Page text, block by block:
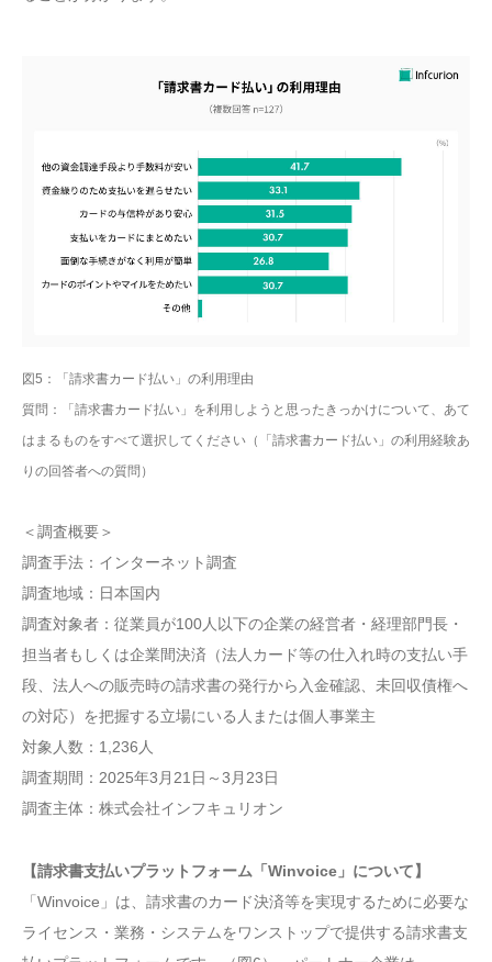
図5：「請求書カード払い」の利用理由
質問：「請求書カード払い」を利用しようと思ったきっかけについて、あて
はまるものをすべて選択してください（「請求書カード払い」の利用経験あ
りの回答者への質問）
＜調査概要＞
調査手法：インターネット調査
調査地域：日本国内
調査対象者：従業員が100人以下の企業の経営者・経理部⾨⻑・
担当者もしくは企業間決済（法⼈カード等の仕入れ時の支払い手
段、法⼈への販売時の請求書の発行から入金確認、未回収債権へ
の対応）を把握する⽴場にいる人または個人事業主
対象人数：1,236人
調査期間：2025年3月21日～3月23日
調査主体：株式会社インフキュリオン
【請求書支払いプラットフォーム「Winvoice」について】
「Winvoice」は、請求書のカード決済等を実現するために必要な
ライセンス・業務・システムをワンストップで提供する請求書支